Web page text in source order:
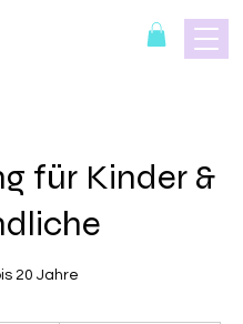
für Kinder &
20 Jahre